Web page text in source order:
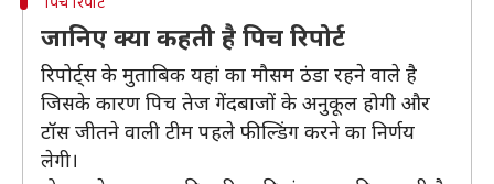
जानिए क्या कहती है पिच रिपोर्ट
रिपोर्ट्स के मुताबिक यहां का मौसम ठंडा रहने वाले है
जिसके कारण पिच तेज गेंदबाजों के अनुकूल होगी और
टॉस जीतने वाली टीम पहले फील्डिंग करने का निर्णय
लेगी।